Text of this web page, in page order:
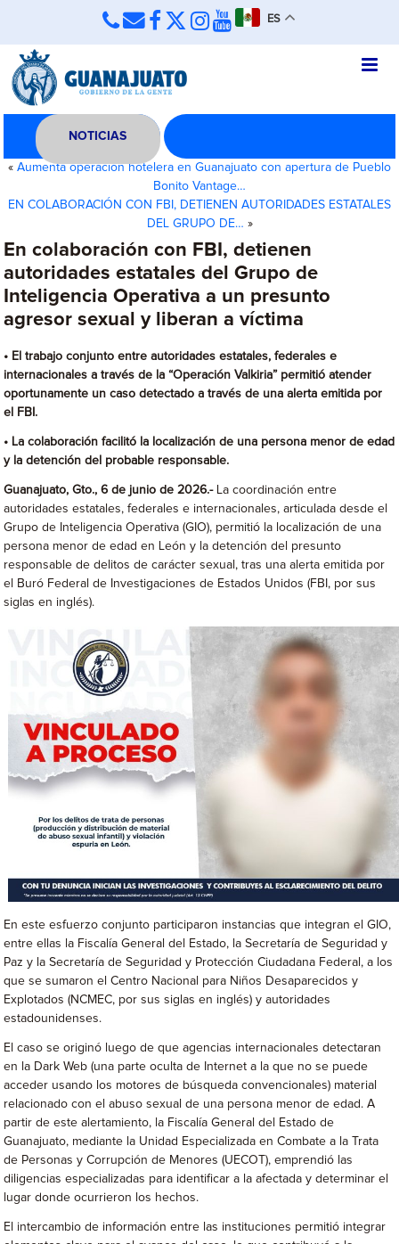
ES
NOTICIAS
« Aumenta operación hotelera en Guanajuato con apertura de Pueblo
Bonito Vantage…
EN COLABORACIÓN CON FBI, DETIENEN AUTORIDADES ESTATALES
DEL GRUPO DE… »
En colaboración con FBI, detienen
autoridades estatales del Grupo de
Inteligencia Operativa a un presunto
agresor sexual y liberan a víctima
• El trabajo conjunto entre autoridades estatales, federales e
internacionales a través de la “Operación Valkiria” permitió atender
oportunamente un caso detectado a través de una alerta emitida por
el FBI.
• La colaboración facilitó la localización de una persona menor de edad
y la detención del probable responsable.
Guanajuato, Gto., 6 de junio de 2026.- La coordinación entre
autoridades estatales, federales e internacionales, articulada desde el
Grupo de Inteligencia Operativa (GIO), permitió la localización de una
persona menor de edad en León y la detención del presunto
responsable de delitos de carácter sexual, tras una alerta emitida por
el Buró Federal de Investigaciones de Estados Unidos (FBI, por sus
siglas en inglés).
En este esfuerzo conjunto participaron instancias que integran el GIO,
entre ellas la Fiscalía General del Estado, la Secretaría de Seguridad y
Paz y la Secretaría de Seguridad y Protección Ciudadana Federal, a los
que se sumaron el Centro Nacional para Niños Desaparecidos y
Explotados (NCMEC, por sus siglas en inglés) y autoridades
estadounidenses.
El caso se originó luego de que agencias internacionales detectaran
en la Dark Web (una parte oculta de Internet a la que no se puede
acceder usando los motores de búsqueda convencionales) material
relacionado con el abuso sexual de una persona menor de edad. A
partir de este alertamiento, la Fiscalía General del Estado de
Guanajuato, mediante la Unidad Especializada en Combate a la Trata
de Personas y Corrupción de Menores (UECOT), emprendió las
diligencias especializadas para identificar a la afectada y determinar el
lugar donde ocurrieron los hechos.
El intercambio de información entre las instituciones permitió integrar